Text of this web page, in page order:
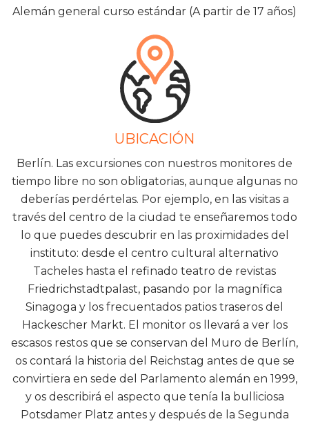
Alemán general curso estándar (A partir de 17 años)
UBICACIÓN
Berlín. Las excursiones con nuestros monitores de
tiempo libre no son obligatorias, aunque algunas no
deberías perdértelas. Por ejemplo, en las visitas a
través del centro de la ciudad te enseñaremos todo
lo que puedes descubrir en las proximidades del
instituto: desde el centro cultural alternativo
Tacheles hasta el refinado teatro de revistas
Friedrichstadtpalast, pasando por la magnífica
Sinagoga y los frecuentados patios traseros del
Hackescher Markt. El monitor os llevará a ver los
escasos restos que se conservan del Muro de Berlín,
os contará la historia del Reichstag antes de que se
convirtiera en sede del Parlamento alemán en 1999,
y os describirá el aspecto que tenía la bulliciosa
Potsdamer Platz antes y después de la Segunda